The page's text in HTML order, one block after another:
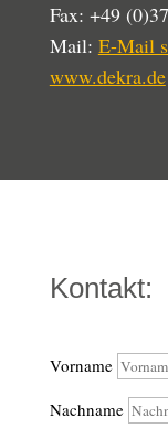
Fax: +49
Mail: E-Mail
www.dekra.de
Kontakt:
Vorname
Nachname